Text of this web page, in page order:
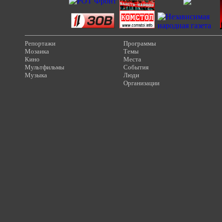
Репортажи
Мозаика
Кино
Мультфильмы
Музыка
Программы
Темы
Места
События
Люди
Организации